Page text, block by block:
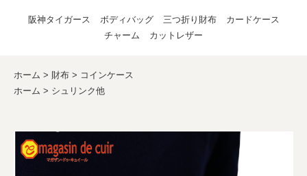
阪神タイガース ボディバッグ 三つ折り財布
カードケース
チャーム
カットレザー
ホーム > 財布 > コインケース
ホーム > シュリンク他